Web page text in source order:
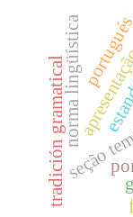
seção
tradición gramaticalnorma lingüística